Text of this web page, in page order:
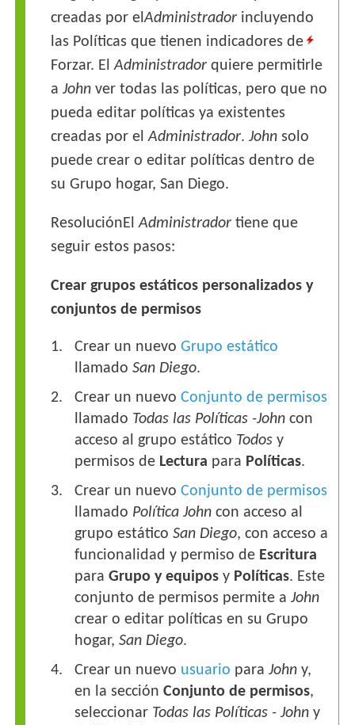
creadas por elAdministrador incluyendo
las Políticas que tienen indicadores de
Forzar. ElAdministrador quiere permitirle
aJohn ver todas las políticas, pero que no
pueda editar políticas ya existentes
creadas por elAdministrador.John solo
puede crear o editar políticas dentro de
su Grupo hogar, San Diego.
ResoluciónEl Administrador tiene que
seguir estos pasos:
Crear grupos estáticos personalizados y
conjuntos de permisos
Crear un nuevoGrupo estático
llamadoSan Diego.
Crear un nuevoConjunto de permisos
llamado Todas las Políticas -John con
acceso al grupo estático Todos y
permisos de Lectura para Políticas.
Crear un nuevoConjunto de permisos
llamado Política John con acceso al
grupo estáticoSan Diego, con acceso a
funcionalidad y permiso de Escritura
paraGrupo y equipos y Políticas. Este
conjunto de permisos permite aJohn
crear o editar políticas en su Grupo
hogar,San Diego.
Crear un nuevo usuario paraJohn y,
en la secciónConjunto de permisos,
seleccionar Todas las Políticas - John y